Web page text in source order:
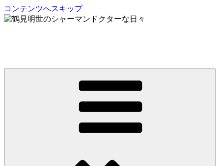
コンテンツへスキップ